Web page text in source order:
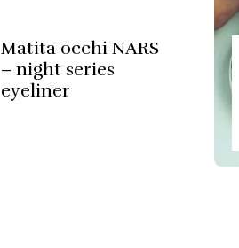
Matita occhi NARS
– night series
eyeliner